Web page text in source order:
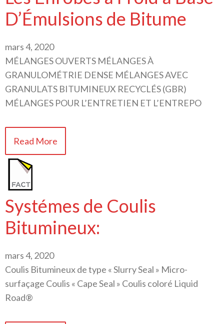
D’Émulsions de Bitume
mars 4, 2020
MÉLANGES OUVERTS MÉLANGES À
GRANULOMÉTRIE DENSE MÉLANGES AVEC
GRANULATS BITUMINEUX RECYCLÉS (GBR)
MÉLANGES POUR L’ENTRETIEN ET L’ENTREPO
Read More
Systémes de Coulis
Bitumineux:
mars 4, 2020
Coulis Bitumineux de type « Slurry Seal » Micro-
surfaçage Coulis « Cape Seal » Coulis coloré Liquid
Road®